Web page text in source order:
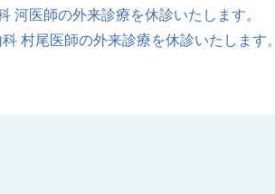
河医師の外来診療を休診いたします。
村尾医師の外来診療を休診いたします。